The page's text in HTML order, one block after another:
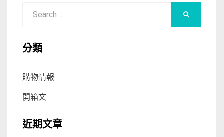
分類
購物情報
開箱文
近期文章